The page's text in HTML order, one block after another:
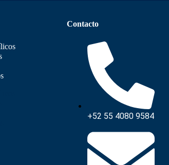
Contacto
+52 55 4080 9584